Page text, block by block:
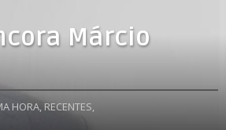
Márcio
HORA, RECENTES,